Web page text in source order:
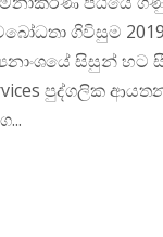
ගිවිසුම
සිසුන්
පුද්ගලික